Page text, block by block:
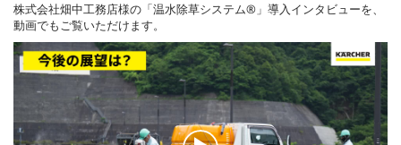
株式会社畑中工務店様の「温水除草システム®」導入インタビューを、
動画でもご覧いただけます。